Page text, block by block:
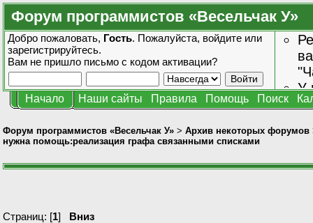
Форум программистов «Весельчак У»
Добро пожаловать, Гость. Пожалуйста, войдите или
зарегистрируйтесь.
Вам не пришло письмо с кодом активации?
У
Начало Наши сайты Правила Помощь Поиск
Форум программистов «Весельчак У» > Архив некоторых форумов
нужна помощь:реализация графа связанными списками
Страниц: [1] Вниз